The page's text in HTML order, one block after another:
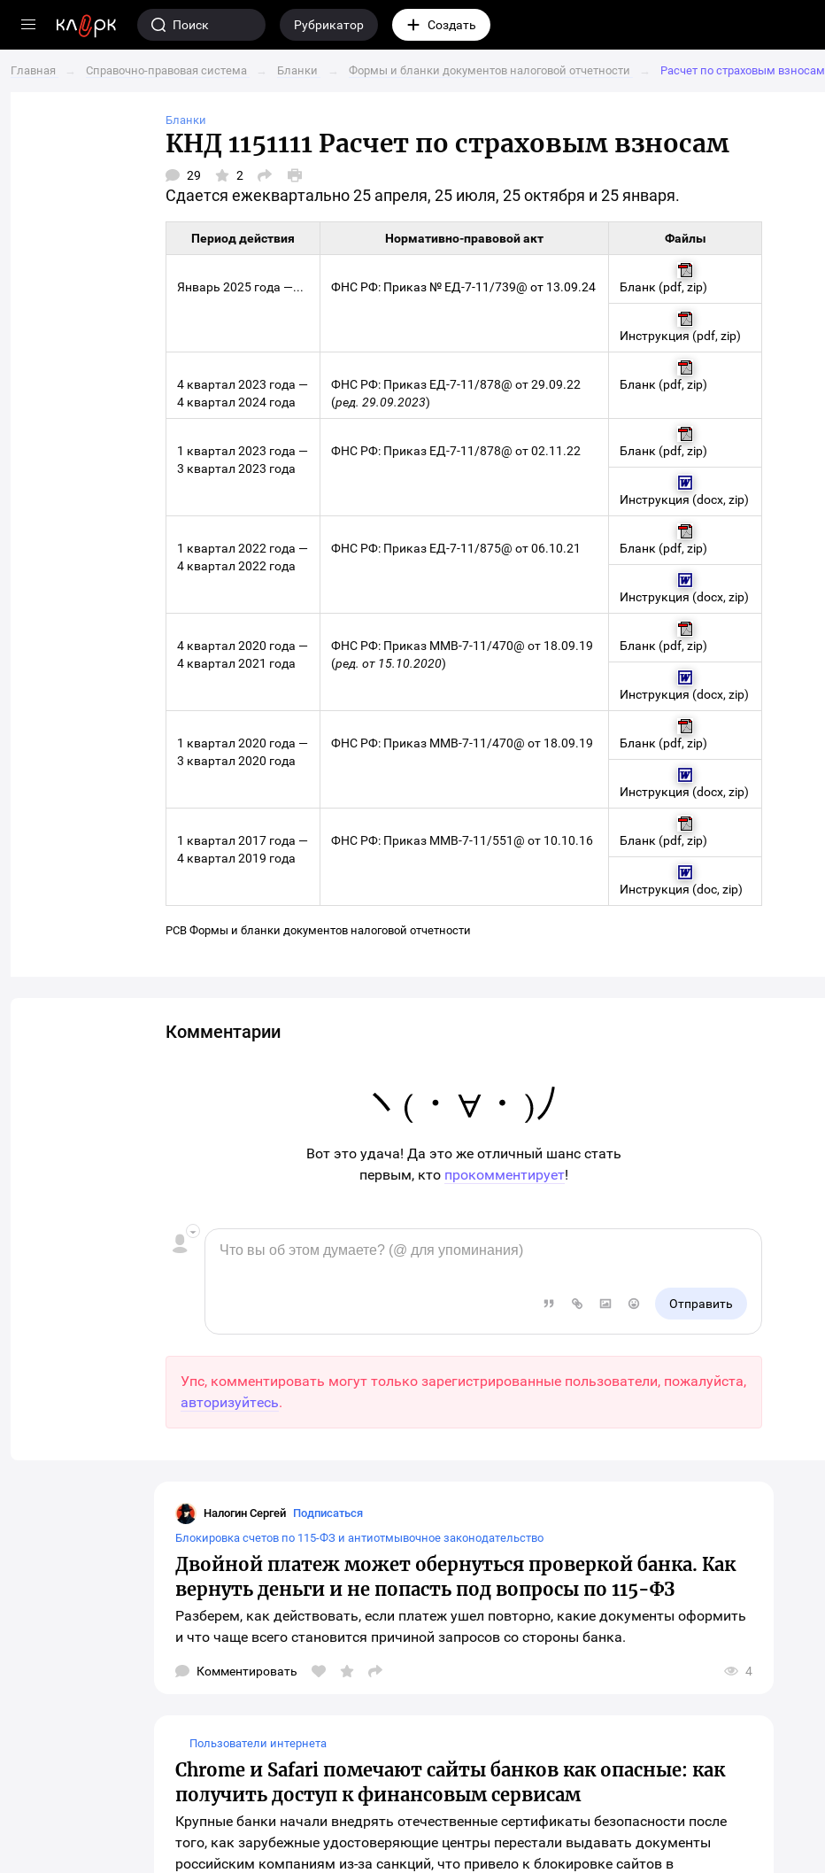
Переход
Поиск Рубрикатор
Переход
на
добавления
Создать
Главная → Справочно-правовая система → Бланки → Формы и бланки документов налоговой отчетности → Расчет по страховым взносам
Бланки
КНД 1151111 Расчет по страховым взносам
29 2
Открыть
окно
выбора
социальных
сетей
для
Версия
для
печати
Сдается ежеквартально 25 апреля, 25 июля, 25 октября и 25 января.
Период действия Нормативно-правовой акт Файлы
Январь 2025 года —... ФНС РФ: Приказ № ЕД-7-11/739@ от 13.09.24 Бланк (pdf, zip)
Инструкция (pdf, zip)
4 квартал 2023 года —
4 квартал 2024 года
ФНС РФ: Приказ ЕД-7-11/878@ от 29.09.22
(ред. 29.09.2023)
Бланк (pdf, zip)
1 квартал 2023 года —
3 квартал 2023 года
ФНС РФ: Приказ ЕД-7-11/878@ от 02.11.22 Бланк (pdf, zip)
Инструкция (docx, zip)
1 квартал 2022 года —
4 квартал 2022 года
ФНС РФ: Приказ ЕД-7-11/875@ от 06.10.21 Бланк (pdf, zip)
Инструкция (docx, zip)
4 квартал 2020 года —
4 квартал 2021 года
ФНС РФ: Приказ ММВ-7-11/470@ от 18.09.19
(ред. от 15.10.2020)
Бланк (pdf, zip)
Инструкция (docx, zip)
1 квартал 2020 года —
3 квартал 2020 года
ФНС РФ: Приказ ММВ-7-11/470@ от 18.09.19 Бланк (pdf, zip)
Инструкция (docx, zip)
1 квартал 2017 года —
4 квартал 2019 года
ФНС РФ: Приказ ММВ-7-11/551@ от 10.10.16 Бланк (pdf, zip)
Инструкция (doc, zip)
РСВ Формы и бланки документов налоговой отчетности
Комментарии
Вот это удача! Да это же отличный шанс стать
первым, кто прокомментирует!
Отправить
Упс, комментировать могут только зарегистрированные пользователи, пожалуйста,
авторизуйтесь.
Налогин Сергей
Налогин Сергей Подписаться
Блокировка счетов по 115-ФЗ и антиотмывочное законодательство
Двойной платеж может обернуться проверкой банка. Как
вернуть деньги и не попасть под вопросы по 115-ФЗ
Разберем, как действовать, если платеж ушел повторно, какие документы оформить
и что чаще всего становится причиной запросов со стороны банка.
Комментировать
Открыть
материала
4
Пользователи интернета
Chrome и Safari помечают сайты банков как опасные: как
получить доступ к финансовым сервисам
Крупные банки начали внедрять отечественные сертификаты безопасности после
того, как зарубежные удостоверяющие центры перестали выдавать документы
российским компаниям из-за санкций, что привело к блокировке сайтов в